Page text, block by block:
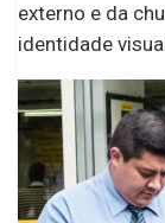
externo e da
identidade